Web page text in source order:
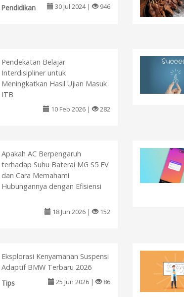
Pendidikan
30 Jul 2024 | 946
Pendekatan Belajar
Interdisipliner untuk
Meningkatkan Hasil Ujian Masuk
ITB
10 Feb 2026 | 282
Apakah AC Berpengaruh
terhadap Suhu Baterai MG S5 EV
dan Cara Memahami
Hubungannya dengan Efisiensi
18 Jun 2026 | 152
Eksplorasi Kenyamanan Suspensi
Adaptif BMW Terbaru 2026
Tips
25 Jun 2026 | 86